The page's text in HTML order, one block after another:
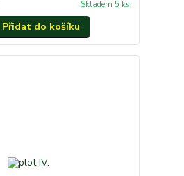
Skladem 5 ks
Přidat do košíku